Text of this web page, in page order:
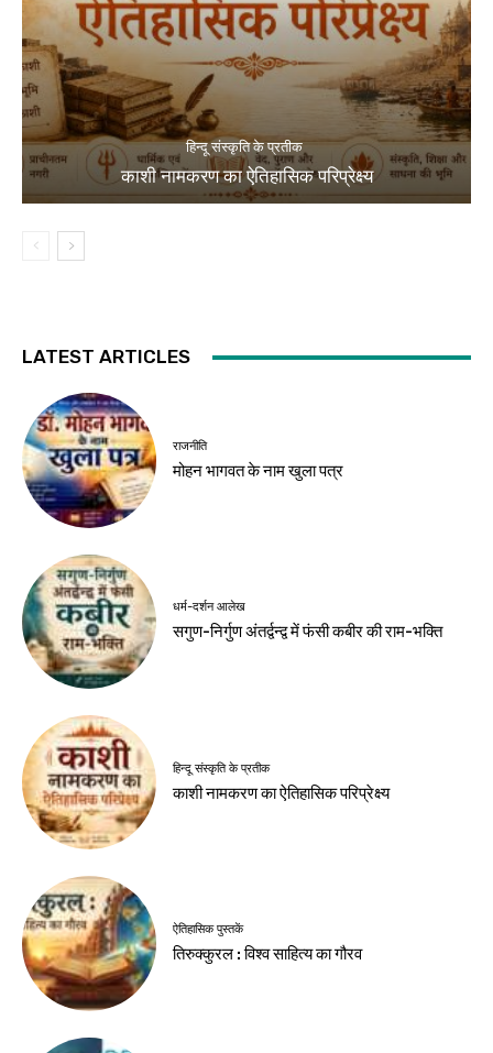
हिन्दू संस्कृति के प्रतीक
काशी नामकरण का ऐतिहासिक परिप्रेक्ष्य
LATEST ARTICLES
राजनीति
मोहन भागवत के नाम खुला पत्र
धर्म-दर्शन आलेख
सगुण-निर्गुण अंतर्द्वन्द्व में फंसी कबीर की राम-भक्ति
हिन्दू संस्कृति के प्रतीक
काशी नामकरण का ऐतिहासिक परिप्रेक्ष्य
ऐतिहासिक पुस्तकें
तिरुक्कुरल : विश्व साहित्य का गौरव